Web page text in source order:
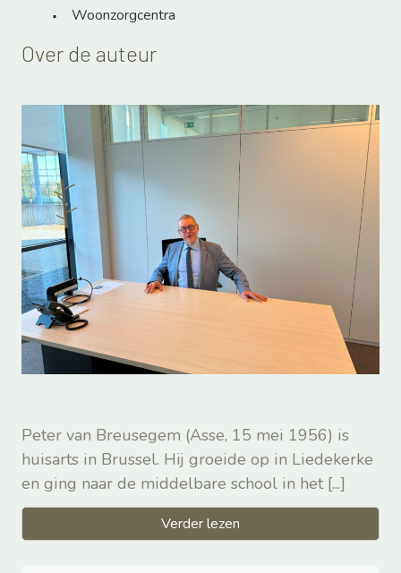
Woonzorgcentra
Over de auteur
Peter van Breusegem (Asse, 15 mei 1956) is
huisarts in Brussel. Hij groeide op in Liedekerke
en ging naar de middelbare school in het [...]
Verder lezen